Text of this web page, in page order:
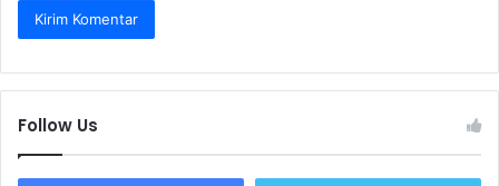
Follow Us